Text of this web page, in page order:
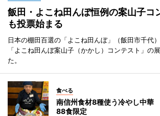
飯田・よこね田んぼ恒例の案山子
も投票始まる
日本の棚田百選の「よこね田んぼ」（飯田市千代
「よこね田んぼ案山子（かかし）コンテスト」の
た。
食べる
南信州食材8種使う冷やし中
88食限定